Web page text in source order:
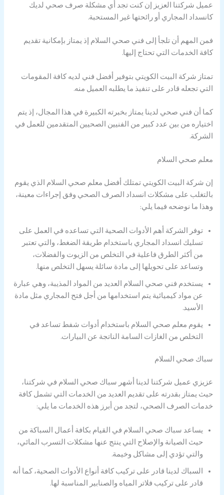
عميل شركتنا العزيز إن كنت تجد أي مشكلة صرف صحي لديك
كانسداد المجاري أو رائحتها غير المستحبة.
فمن المهم أن تلجأ إلى فني صحي السلام إذ يمتاز بإمكانية تقديم
كافة الخدمات التي تحتاج إليها.
تمتاز شركة البيت الكويتي بتوفير أفضل فني لديه كافة المقومات
التي تجعله قادر على تنفيذ ما يطلبه العميل منه.
كما أن فني صحي لدينا يمتاز بخبرته الكبيرة في هذا المجال، إذ يتم
اختياره من بين عدد كبير من الفنيين الصحيين المتقدمين للعمل في
الشركة.
معلم صحي السلام
إن شركة البيت الكويتي تمتلك أفضل معلم صحي السلام الذي يقوم
بالتغلب على مشكلات انسداد الصرف الصحي وفق إجراءات معينة،
وهذا ما نوضحه فيما يلي:
توفر الشركة أهم الأدوات الصحية التي تساعده في العمل على
تسليك انسداد المجاري باستخدام طريقة الضغط، والتي تعتبر
من أكثر الطرق فاعلية في التخلص من الزيوت والفضلات،
وتساعد على تحويلها إلى مادة سائلة يسهل التخلص منها.
يستخدم فني صحي السلام العديد من المواد المذيبة، وهي عبارة
عن مواد كيميائية يتم استخدامها من أجل فتح المجاري مثل مادة
الأسيد.
يقوم معلم صحي السلام باستخدام أدوات شفط تساعد في
التخلص من الغازات السامة الناتجة عن البيارات.
سباك صحي السلام
عزيزي عميل شركتنا لدينا أشهر سباك صحي السلام في شركتنا،
حيث يمتاز بقدرته على تقديم العديد من الخدمات التي تشمل كافة
خدمات الصرف الصحي، لتجد من أبرز هذه الخدمات ما يلي:
يساعد سباك صحي السلام في القيام بكافة أعمال السباكة من
حيث الصيانة والإصلاح التي ينتج عنها مشكلات التسرب المائي،
والتي تؤدي إلى مشاكل وخيمة.
السباك لدينا قادر على تركيب كافة أنواع الأدوات الصحية، كما أنه
قادر على تركيب فلاتر المياه والصنابير المناسبة لها.